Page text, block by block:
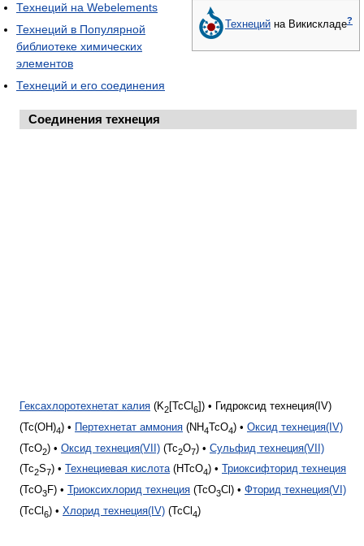
Технеций на Викискладе?
Технеций на Webelements
Технеций в Популярной
библиотеке химических
элементов
Технеций и его соединения
Соединения технеция
Гексахлоротехнетат калия (K2[TcCl 6]) • Гидроксид технеция(IV)
(Tc(OH)4) • Пертехнетат аммония (NH4TcO4) • Оксид технеция(IV)
(TcO2) • Оксид технеция(VII) (Tc2O7) • Сульфид технеция(VII)
(Tc2S7) • Технециевая кислота(HTcO4) • Триоксифторид технеция
(TcO3F) • Триоксихлорид технеция (TcO3Cl) • Фторид технеция(VI)
(TcCl6) • Хлорид технеция(IV) (TcCl4)